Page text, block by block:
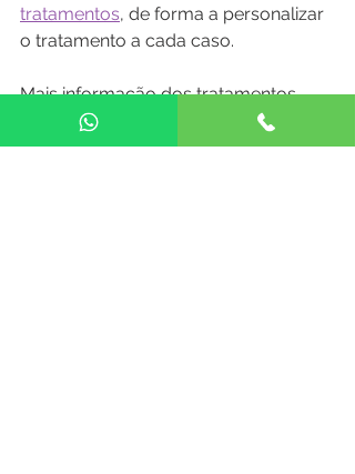
tratamentos, de forma a personalizar
o tratamento a cada caso.
Mais informação dos tratamentos
disponíveis em:
https://www.bestmedicalconcept.pt/